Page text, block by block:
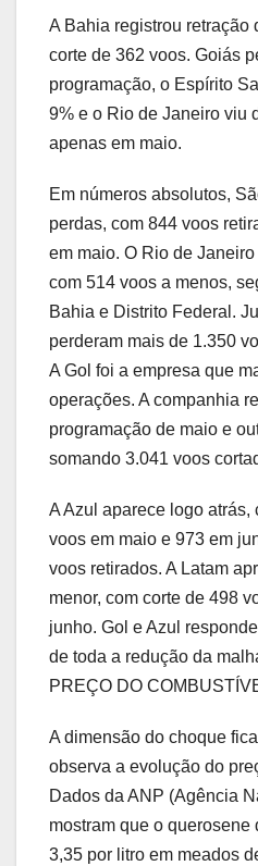
A Bahia registrou retração
corte de 362 voos. Goiás
programação, o Espírito
9% e o Rio de Janeiro viu
apenas em maio.
Em números absolutos,
perdas, com 844 voos
em maio. O Rio de
com 514 voos a menos,
Bahia e Distrito Federal.
perderam mais de 1.350
A Gol foi a empresa que
operações. A companhia
programação de maio e
somando 3.041 voos
A Azul aparece logo atrás,
voos em maio e 973 em
voos retirados. A Latam
menor, com corte de 498
junho. Gol e Azul
de toda a redução da
PREÇO DO
A dimensão do choque
observa a evolução do
Dados da ANP (Agência
mostram que o
3,35 por litro em meados